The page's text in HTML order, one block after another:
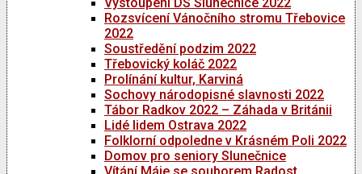
Rozsvícení Vánočního stromu Třebovice
2022
Soustředění podzim 2022
Třebovický koláč 2022
Prolínání kultur, Karviná
Sochovy národopisné slavnosti 2022
Tábor Radkov 2022 – Záhada v Británii
Lidé lidem Ostrava 2022
Folklorní odpoledne v Krásném Poli 2022
Domov pro seniory Slunečnice